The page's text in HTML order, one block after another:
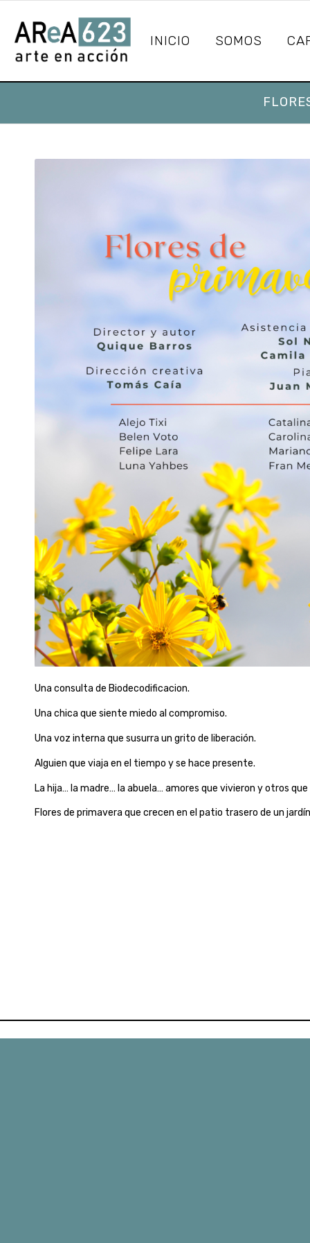
INICIO SOMOS
Una consulta de Biodecodificacion.
Una chica que siente miedo al compromiso.
Una voz interna que susurra un grito de liberación.
Alguien que viaja en el tiempo y se hace presente.
La hija… la madre… la abuela… amores que vivieron y otros que
Flores de primavera que crecen en el patio trasero de un jardín